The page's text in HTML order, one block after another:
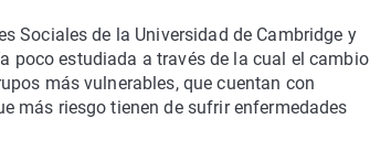
Sociales de la Universidad de Cambridge y
poco estudiada a través de la cual el cambio
más vulnerables, que cuentan con
más riesgo tienen de sufrir enfermedades